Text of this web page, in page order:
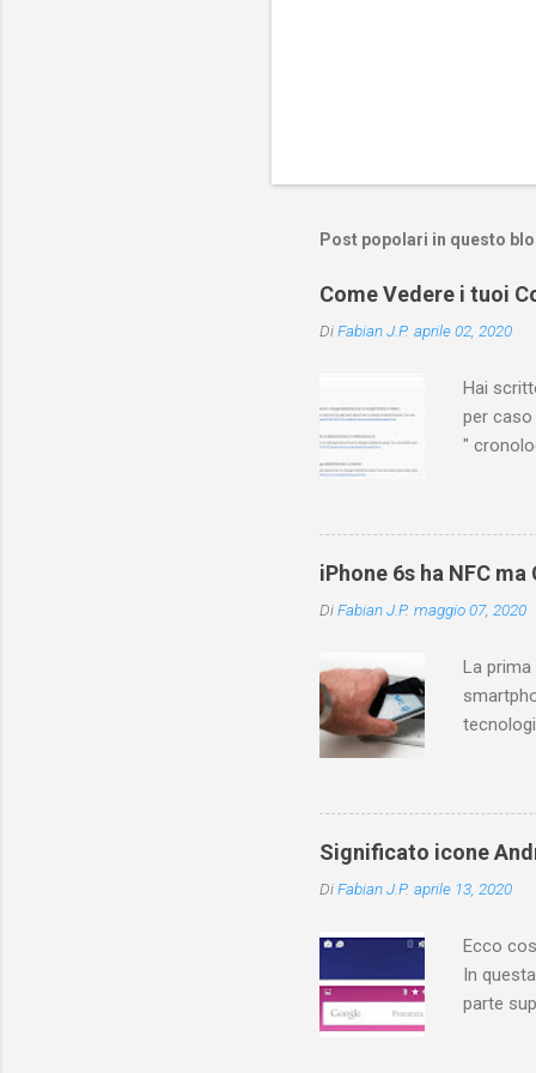
Post popolari in questo
Come Vedere i tuoi
DiFabian J.P. aprile 02, 2020
Hai
per
"
dove
di
iPhone 6s ha NFC
DiFabian J.P. maggio 07, 2020
La
non
funzioni
trovarla
Significato icone
DiFabian J.P. aprile 13, 2020
Ecco
In
parte
cosa